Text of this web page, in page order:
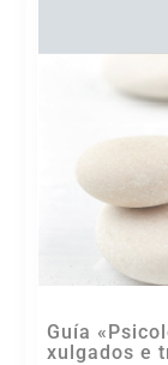
Guía
xulgados e